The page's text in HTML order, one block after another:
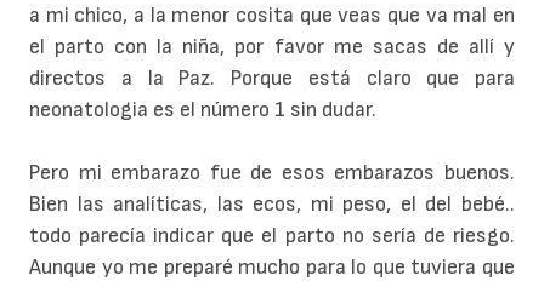
a mi chico, a la menor cosita que veas que va mal en
el parto con la niña, por favor me sacas de allí y
directos a la Paz. Porque está claro que para
neonatologia es el número 1 sin dudar.
Pero mi embarazo fue de esos embarazos buenos.
Bien las analíticas, las ecos, mi peso, el del bebé..
todo parecía indicar que el parto no sería de riesgo.
Aunque yo me preparé mucho para lo que tuviera que